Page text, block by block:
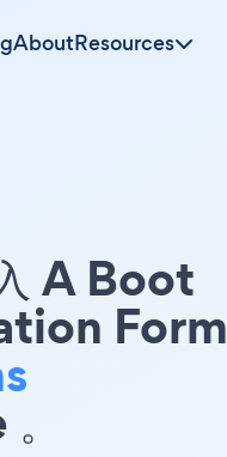
AboutResources
A Boot
Form